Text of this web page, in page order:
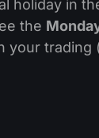
holiday in
the
your trading